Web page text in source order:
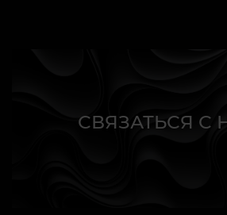
СВЯЗАТЬСЯ С